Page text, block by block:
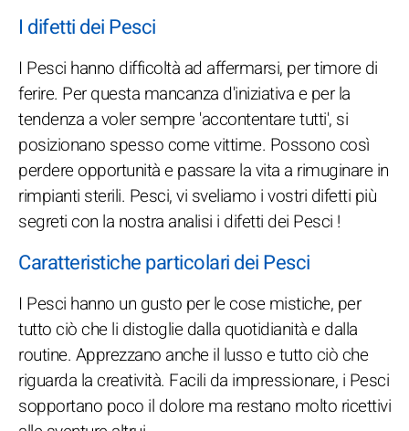
I difetti dei Pesci
I Pesci hanno difficoltà ad affermarsi, per timore di
ferire. Per questa mancanza d'iniziativa e per la
tendenza a voler sempre 'accontentare tutti', si
posizionano spesso come vittime. Possono così
perdere opportunità e passare la vita a rimuginare in
rimpianti sterili. Pesci, vi sveliamo i vostri difetti più
segreti con la nostra analisi i difetti dei Pesci !
Caratteristiche particolari dei Pesci
I Pesci hanno un gusto per le cose mistiche, per
tutto ciò che li distoglie dalla quotidianità e dalla
routine. Apprezzano anche il lusso e tutto ciò che
riguarda la creatività. Facili da impressionare, i Pesci
sopportano poco il dolore ma restano molto ricettivi